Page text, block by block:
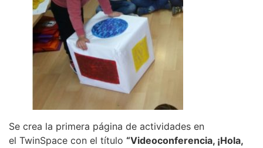
Se crea la primera página de actividades en
el TwinSpace con el título “Videoconferencia, ¡Hola,